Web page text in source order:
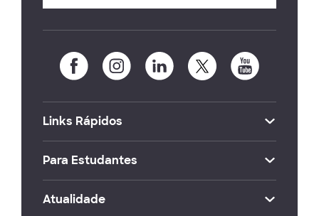
Links Rápidos
Para Estudantes
Atualidade